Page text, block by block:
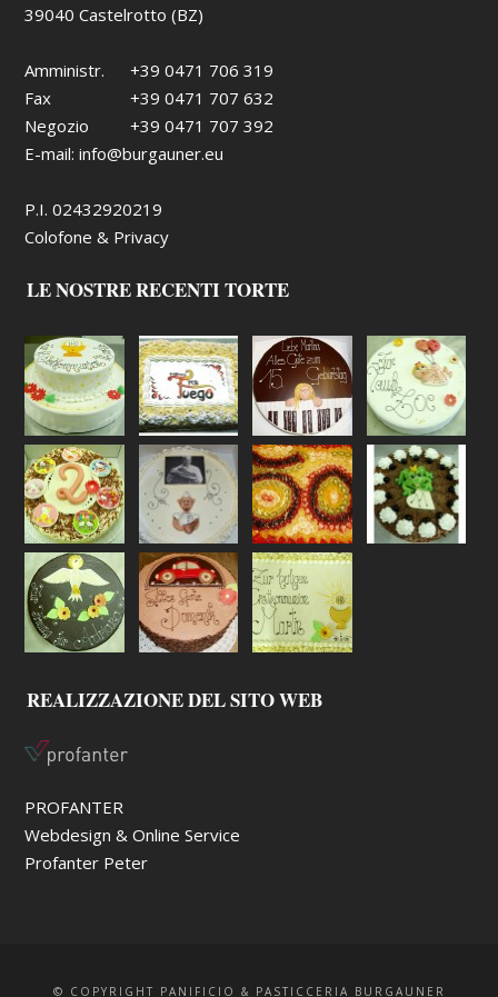
39040 Castelrotto (BZ)
Amministr.
+39 0471 706 319
Fax
+39 0471 707 632
Negozio
+39 0471 707 392
E-mail:info@burgauner.eu
P.I. 02432920219
Colofone & Privacy
LE NOSTRE RECENTI TORTE
REALIZZAZIONE DEL SITO WEB
PROFANTER
Webdesign & Online Service
Profanter Peter
© COPYRIGHT PANIFICIO & PASTICCERIA BURGAUNER